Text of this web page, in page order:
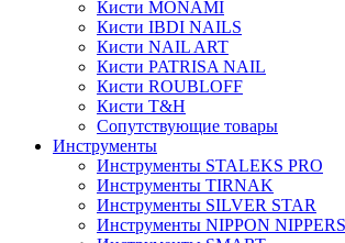
Кисти MONAMI
Кисти IBDI NAILS
Кисти NAIL ART
Кисти PATRISA NAIL
Кисти ROUBLOFF
Кисти T&H
Сопутствующие товары
Инструменты
Инструменты STALEKS PRO
Инструменты TIRNAK
Инструменты SILVER STAR
Инструменты NIPPON NIPPERS